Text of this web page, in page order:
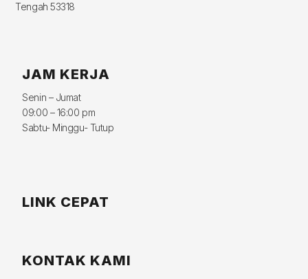
Tengah 53318
JAM KERJA
Senin – Jumat
09:00 – 16:00 pm
Sabtu- Minggu- Tutup
LINK CEPAT
KONTAK KAMI